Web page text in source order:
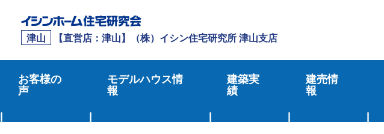
津山 【直営店：津山】（株）イシン住宅研究所 津山支店
お客様の
声
モデルハウス情
報
建築実
績
建売情
報